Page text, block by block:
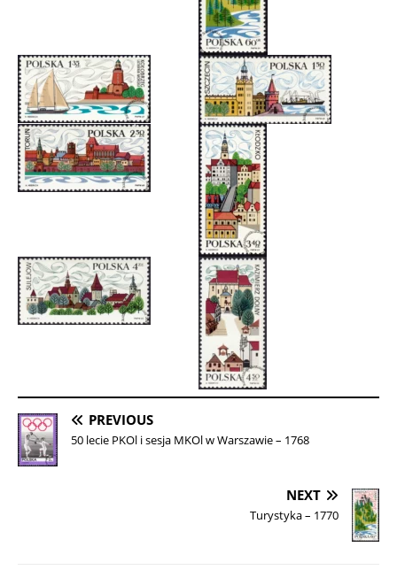
PREVIOUS
50 lecie PKOl i sesja MKOl w Warszawie – 1768
NEXT
Turystyka – 1770